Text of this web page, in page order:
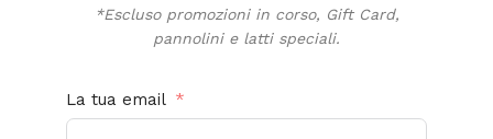
*Escluso promozioni in corso, Gift Card,
pannolini e latti speciali.
La tua email